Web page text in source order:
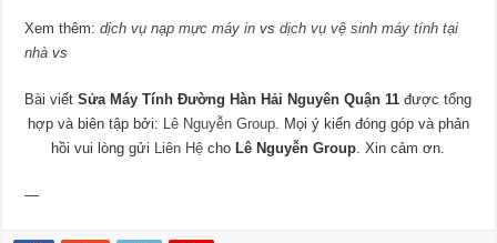
Xem thêm:dịch vụ nạp mực máy in vsdịch vụ vệ sinh máy tính tại
nhà vs
Bài viếtSửa Máy Tính Đường Hàn Hải Nguyên Quận 11được tổng
hợp và biên tập bởi: Lê Nguyễn Group. Mọi ý kiến đóng góp và phản
hồi vui lòng gửi Liên Hệ choLê Nguyễn Group . Xin cảm ơn.
—